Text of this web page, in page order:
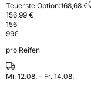
Teuerste Option:168,68 €
156,99 €
156
99€
pro Reifen
Mi. 12.08. - Fr. 14.08.